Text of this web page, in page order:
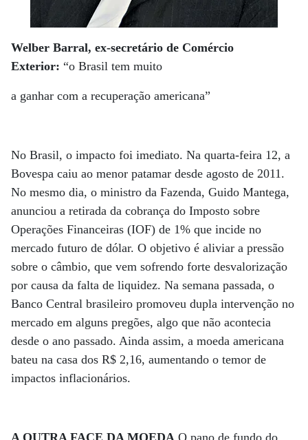
Welber Barral, ex-secretário de Comércio
Exterior: “o Brasil tem muito
a ganhar com a recuperação americana”
No Brasil, o impacto foi imediato. Na quarta-feira 12, a
Bovespa caiu ao menor patamar desde agosto de 2011.
No mesmo dia, o ministro da Fazenda, Guido Mantega,
anunciou a retirada da cobrança do Imposto sobre
Operações Financeiras (IOF) de 1% que incide no
mercado futuro de dólar. O objetivo é aliviar a pressão
sobre o câmbio, que vem sofrendo forte desvalorização
por causa da falta de liquidez. Na semana passada, o
Banco Central brasileiro promoveu dupla intervenção no
mercado em alguns pregões, algo que não acontecia
desde o ano passado. Ainda assim, a moeda americana
bateu na casa dos R$ 2,16, aumentando o temor de
impactos inflacionários.
A OUTRA FACE DA MOEDA O pano de fundo do